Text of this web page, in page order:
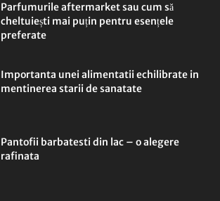
Parfumurile aftermarket sau cum să
cheltuiești mai puțin pentru esențele
preferate
Importanta unei alimentatii echilibrate in
mentinerea starii de sanatate
Pantofii barbatesti din lac – o alegere
rafinata